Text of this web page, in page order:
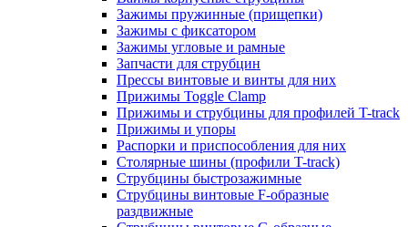
Зажимы пружинные (прищепки)
Зажимы с фиксатором
Зажимы угловые и рамные
Запчасти для струбцин
Прессы винтовые и винты для них
Прижимы Toggle Clamp
Прижимы и струбцины для профилей T-track
Прижимы и упоры
Распорки и приспособления для них
Столярные шины (профили T-track)
Струбцины быстрозажимные
Струбцины винтовые F-образные
раздвижные